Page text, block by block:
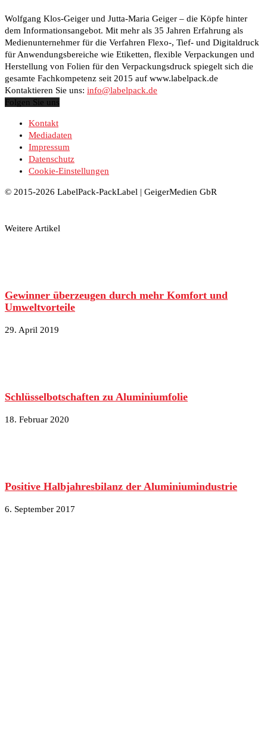
Wolfgang Klos-Geiger und Jutta-Maria Geiger – die Köpfe hinter
dem Informationsangebot. Mit mehr als 35 Jahren Erfahrung als
Medienunternehmer für die Verfahren Flexo-, Tief- und Digitaldruck
für Anwendungsbereiche wie Etiketten, flexible Verpackungen und
Herstellung von Folien für den Verpackungsdruck spiegelt sich die
gesamte Fachkompetenz seit 2015 auf www.labelpack.de
Kontaktieren Sie uns: info@labelpack.de
Folgen Sie uns
Kontakt
Mediadaten
Impressum
Datenschutz
Cookie-Einstellungen
© 2015-2026 LabelPack-PackLabel | GeigerMedien GbR
Weitere Artikel
Gewinner überzeugen durch mehr Komfort und
Umweltvorteile
29. April 2019
Schlüsselbotschaften zu Aluminiumfolie
18. Februar 2020
Positive Halbjahresbilanz der Aluminiumindustrie
6. September 2017